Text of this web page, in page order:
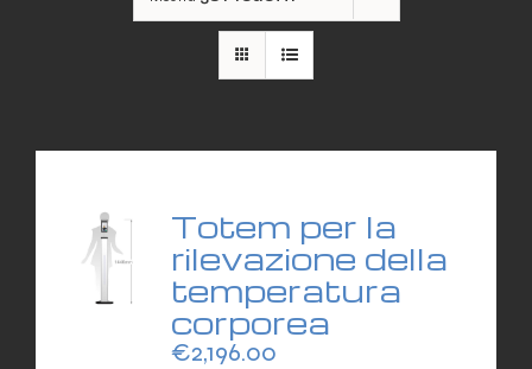
Totem per la
rilevazione della
temperatura
corporea
€2,196.00